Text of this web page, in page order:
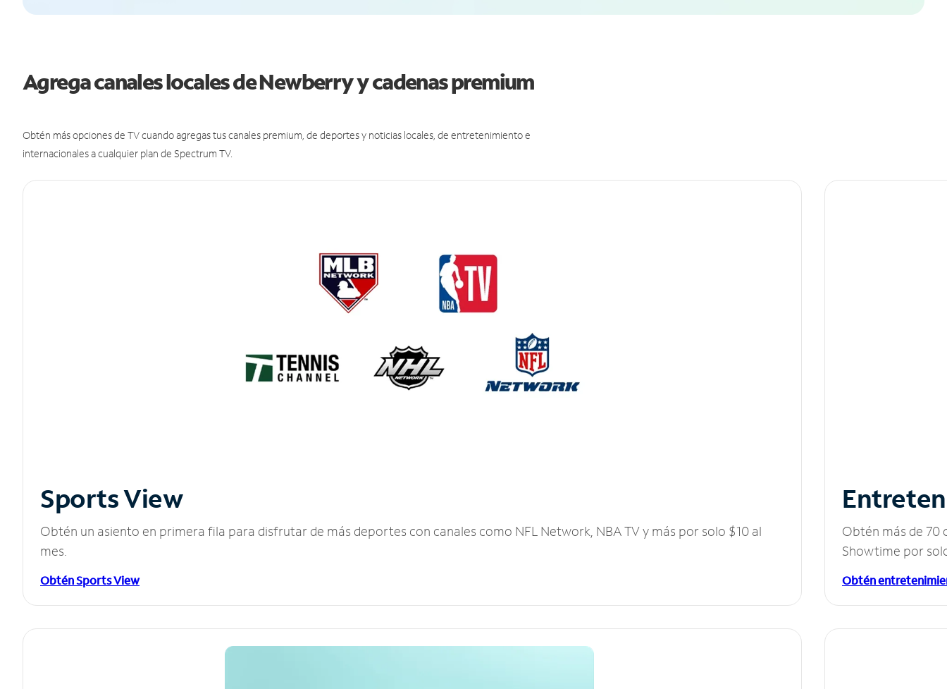
Agrega canales locales de Newberry y cadenas premium
Obtén más opciones de TV cuando agregas tus canales premium, de deportes y noticias locales, de entretenimiento e
internacionales a cualquier plan de Spectrum TV.
Sports View
Obtén un asiento en primera fila para disfrutar de más deportes con canales como NFL Network, NBA TV y más por solo $10 al
mes.
Obtén Sports View
Obtén más de 70
Showtime por
Obtén